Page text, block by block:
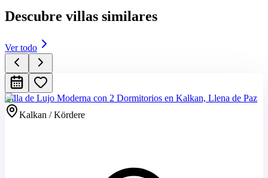
Descubre villas similares
Ver todo
Villa de Lujo Moderna con 2 Dormitorios en Kalkan, Llena de Paz
Kalkan / Kördere